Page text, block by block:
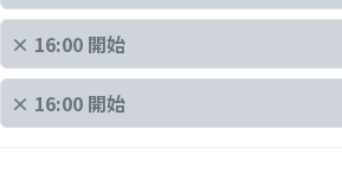
× 16:00 開始
× 16:00 開始